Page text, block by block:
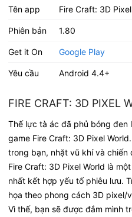
Tên app Fire Craft: 3D
Phiên bản 1.80
Get it On Google Play
Yêu cầu Android 4.4+
FIRE CRAFT: 3D PIXEL
Thế lực tà ác đã phủ bóng đen
game Fire Craft: 3D Pixel
trong bạn, nhặt vũ khí và chiến
Fire Craft: 3D Pixel World là
nhất kết hợp yếu tố phiêu lưu.
họa theo phong cách 3D
Vì thế, bạn sẽ được đắm mình